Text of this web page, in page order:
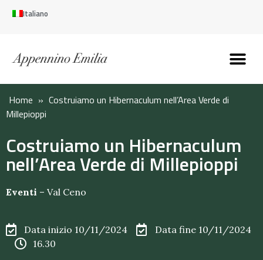
Italiano
Home » Costruiamo un Hibernaculum nell’Area Verde di
Millepioppi
Costruiamo un Hibernaculum
nell’Area Verde di Millepioppi
Eventi – Val Ceno
Data inizio 10/11/2024
Data fine 10/11/2024
16.30